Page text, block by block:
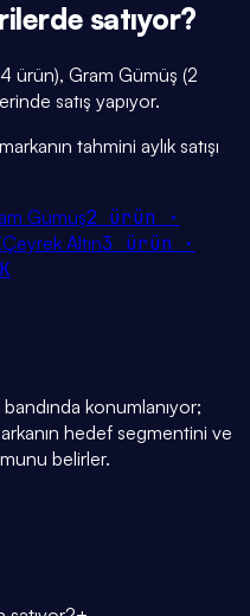
satıyor?
ürün), Gram Gümüş (2
satış yapıyor.
tahmini aylık satışı
Gümüş2 ürün ·
Çeyrek Altın3
ürün ·
konumlanıyor;
hedef segmentini ve
belirler.